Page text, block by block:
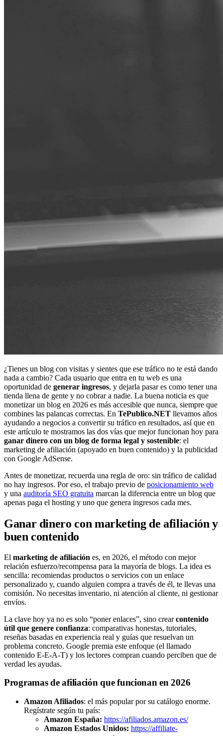
¿Tienes un blog con visitas y sientes que ese tráfico no te está dando
nada a cambio? Cada usuario que entra en tu web es una
oportunidad de generar ingresos, y dejarla pasar es como tener una
tienda llena de gente y no cobrar a nadie. La buena noticia es que
monetizar un blog en 2026 es más accesible que nunca, siempre que
combines las palancas correctas. En TePublico.NET llevamos años
ayudando a negocios a convertir su tráfico en resultados, así que en
este artículo te mostramos las dos vías que mejor funcionan hoy para
ganar dinero con un blog de forma legal y sostenible: el
marketing de afiliación (apoyado en buen contenido) y la publicidad
con Google AdSense.
Antes de monetizar, recuerda una regla de oro: sin tráfico de calidad
no hay ingresos. Por eso, el trabajo previo de posicionamiento web
y una auditoría SEO gratuita marcan la diferencia entre un blog que
apenas paga el hosting y uno que genera ingresos cada mes.
Ganar dinero con marketing de afiliación y
buen contenido
El marketing de afiliación es, en 2026, el método con mejor
relación esfuerzo/recompensa para la mayoría de blogs. La idea es
sencilla: recomiendas productos o servicios con un enlace
personalizado y, cuando alguien compra a través de él, te llevas una
comisión. No necesitas inventario, ni atención al cliente, ni gestionar
envíos.
La clave hoy ya no es solo “poner enlaces”, sino crearcontenido
útil que genere confianza: comparativas honestas, tutoriales,
reseñas basadas en experiencia real y guías que resuelvan un
problema concreto. Google premia este enfoque (el llamado
contenido E-E-A-T) y los lectores compran cuando perciben que de
verdad les ayudas.
Programas de afiliación que funcionan en 2026
Amazon Afiliados: el más popular por su catálogo enorme.
Regístrate según tu país:
Amazon España: https://afiliados.amazon.es/
Amazon Estados Unidos: https://affiliate-